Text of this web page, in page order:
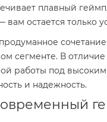
плавный
вам остается
сегменте. В
работы под
и надежность.